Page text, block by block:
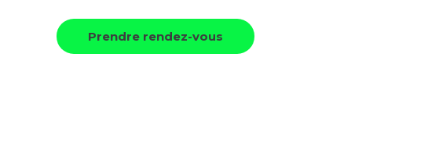
Prendre rendez-vous